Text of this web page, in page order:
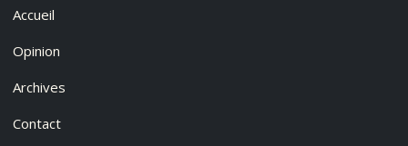
Accueil
Opinion
Archives
Contact